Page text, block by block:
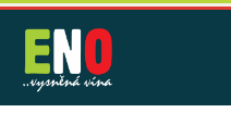
Přejít
obsah
K
í
Zpět
Zpět